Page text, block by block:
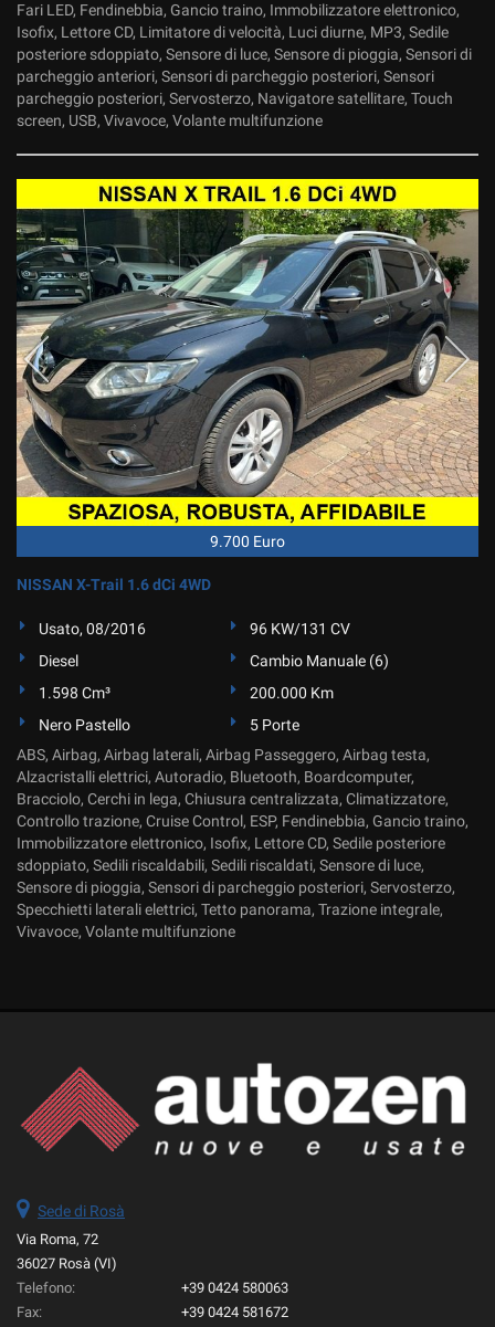
Fari LED, Fendinebbia, Gancio traino, Immobilizzatore elettronico,
Isofix, Lettore CD, Limitatore di velocità, Luci diurne, MP3, Sedile
posteriore sdoppiato, Sensore di luce, Sensore di pioggia, Sensori di
parcheggio anteriori, Sensori di parcheggio posteriori, Sensori
parcheggio posteriori, Servosterzo, Navigatore satellitare, Touch
screen, USB, Vivavoce, Volante multifunzione
9.700 Euro
NISSAN X-Trail 1.6 dCi 4WD
Usato, 08/2016
96 KW/131 CV
Diesel
Cambio Manuale (6)
1.598 Cm³
200.000 Km
Nero Pastello
5 Porte
ABS, Airbag, Airbag laterali, Airbag Passeggero, Airbag testa,
Alzacristalli elettrici, Autoradio, Bluetooth, Boardcomputer,
Bracciolo, Cerchi in lega, Chiusura centralizzata, Climatizzatore,
Controllo trazione, Cruise Control, ESP, Fendinebbia, Gancio traino,
Immobilizzatore elettronico, Isofix, Lettore CD, Sedile posteriore
sdoppiato, Sedili riscaldabili, Sedili riscaldati, Sensore di luce,
Sensore di pioggia, Sensori di parcheggio posteriori, Servosterzo,
Specchietti laterali elettrici, Tetto panorama, Trazione integrale,
Vivavoce, Volante multifunzione
Sede di Rosà
Via Roma, 72
36027 Rosà (VI)
Telefono:
+39 0424 580063
Fax:
+39 0424 581672